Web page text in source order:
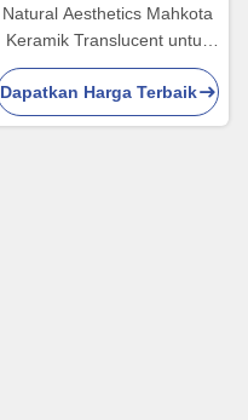
Natural Aesthetics Mahkota
Keramik Translucent untuk
Restorasi Gigi dengan
Pembersihan Mudah dan
Hasil yang Lama
Dapatkan Harga Terbaik